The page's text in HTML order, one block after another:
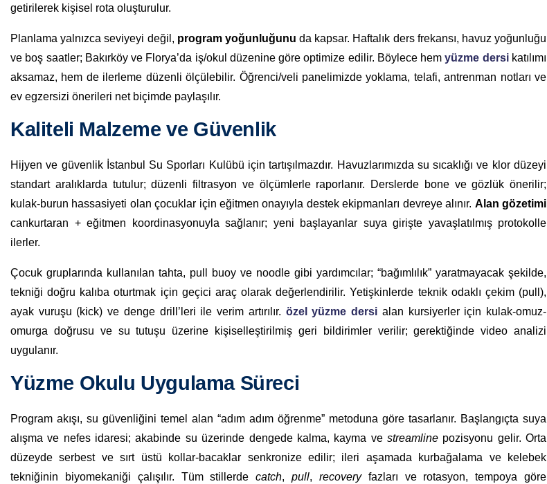
getirilerek kişisel rota oluşturulur.
Planlama yalnızca seviyeyi değil, program yoğunluğunu da kapsar. Haftalık ders frekansı, havuz yoğunluğu
ve boş saatler; Bakırköy ve Florya’da iş/okul düzenine göre optimize edilir. Böylece hemyüzme dersikatılımı
aksamaz, hem de ilerleme düzenli ölçülebilir. Öğrenci/veli panelimizde yoklama, telafi, antrenman notları ve
ev egzersizi önerileri net biçimde paylaşılır.
Kaliteli Malzeme ve Güvenlik
Hijyen ve güvenlik İstanbul Su Sporları Kulübü için tartışılmazdır. Havuzlarımızda su sıcaklığı ve klor düzeyi
standart aralıklarda tutulur; düzenli filtrasyon ve ölçümlerle raporlanır. Derslerde bone ve gözlük önerilir;
kulak-burun hassasiyeti olan çocuklar için eğitmen onayıyla destek ekipmanları devreye alınır. Alan gözetimi
cankurtaran + eğitmen koordinasyonuyla sağlanır; yeni başlayanlar suya girişte yavaşlatılmış protokolle
ilerler.
Çocuk gruplarında kullanılan tahta, pull buoy ve noodle gibi yardımcılar; “bağımlılık” yaratmayacak şekilde,
tekniği doğru kalıba oturtmak için geçici araç olarak değerlendirilir. Yetişkinlerde teknik odaklı çekim (pull),
ayak vuruşu (kick) ve denge drill’leri ile verim artırılır. özel yüzme dersi alan kursiyerler için kulak-omuz-
omurga doğrusu ve su tutuşu üzerine kişiselleştirilmiş geri bildirimler verilir; gerektiğinde video analizi
uygulanır.
Yüzme Okulu Uygulama Süreci
Program akışı, su güvenliğini temel alan “adım adım öğrenme” metoduna göre tasarlanır. Başlangıçta suya
alışma ve nefes idaresi; akabinde su üzerinde dengede kalma, kayma ve streamlinepozisyonu gelir. Orta
düzeyde serbest ve sırt üstü kollar-bacaklar senkronize edilir; ileri aşamada kurbağalama ve kelebek
tekniğinin biyomekaniği çalışılır. Tüm stillerdecatch,pull, recoveryfazları ve rotasyon, tempoya göre